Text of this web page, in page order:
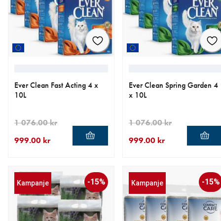
Ever Clean Fast Acting 4 x
10L
999.00 kr
1 076.00 kr
Ever Clean Spring Garden 4
x 10L
999.00 kr
1 076.00 kr
Kampanje -15% Kampanje -15%